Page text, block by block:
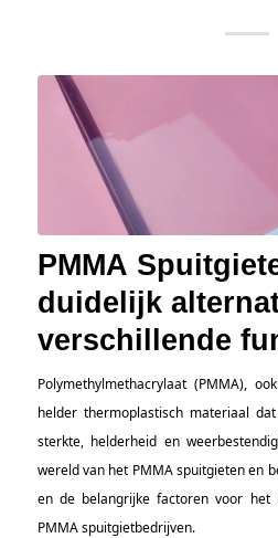
PMMA
duidelijk
verschillende
Polymethylmethacrylaat (PMMA),
helder thermoplastisch materiaal
sterkte, helderheid en
wereld van het PMMA spuitgieten en
en de belangrijke factoren voor het
PMMA spuitgietbedrijven.